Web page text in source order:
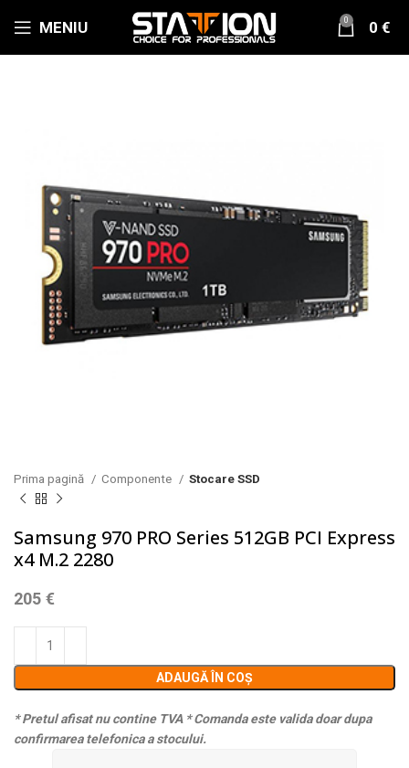
MENIU 0 0 €
Prima pagină Componente Stocare SSD
Samsung 970 PRO Series 512GB PCI Express
x4 M.2 2280
205 €
ADAUGĂ ÎN COȘ
* Pretul afisat nu contine TVA * Comanda este valida doar dupa
confirmarea telefonica a stocului.